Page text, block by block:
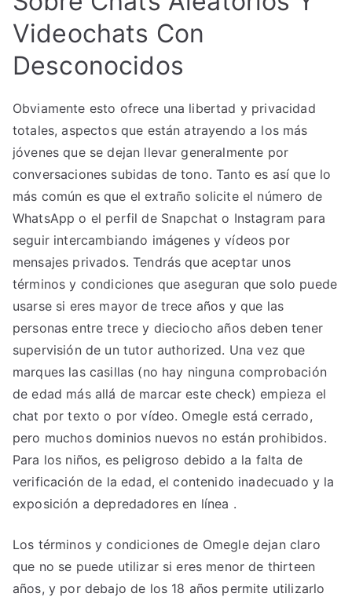
Videochats Con
Desconocidos
Obviamente esto ofrece una libertad y privacidad
totales, aspectos que están atrayendo a los más
jóvenes que se dejan llevar generalmente por
conversaciones subidas de tono. Tanto es así que lo
más común es que el extraño solicite el número de
WhatsApp o el perfil de Snapchat o Instagram para
seguir intercambiando imágenes y vídeos por
mensajes privados. Tendrás que aceptar unos
términos y condiciones que aseguran que solo puede
usarse si eres mayor de trece años y que las
personas entre trece y dieciocho años deben tener
supervisión de un tutor authorized. Una vez que
marques las casillas (no hay ninguna comprobación
de edad más allá de marcar este check) empieza el
chat por texto o por vídeo. Omegle está cerrado,
pero muchos dominios nuevos no están prohibidos.
Para los niños, es peligroso debido a la falta de
verificación de la edad, el contenido inadecuado y la
exposición a depredadores en línea .
Los términos y condiciones de Omegle dejan claro
que no se puede utilizar si eres menor de thirteen
años, y por debajo de los 18 años permite utilizarlo